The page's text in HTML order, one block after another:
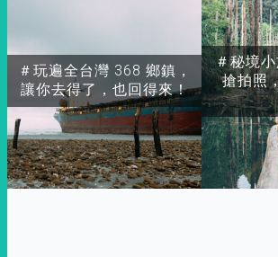
＃玩遍全台灣 368 鄉鎮，
讓你去得了，也回得來！
＃秘境
搶拍照